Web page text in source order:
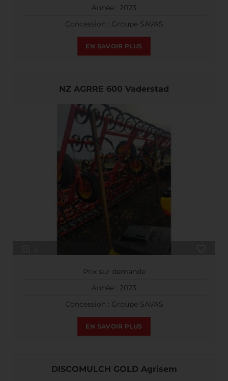
Année : 2023
Concession : Groupe SAVAS
EN SAVOIR PLUS
NZ AGRRE 600 Vaderstad
Prix sur demande
Année : 2023
Concession : Groupe SAVAS
EN SAVOIR PLUS
DISCOMULCH GOLD Agrisem